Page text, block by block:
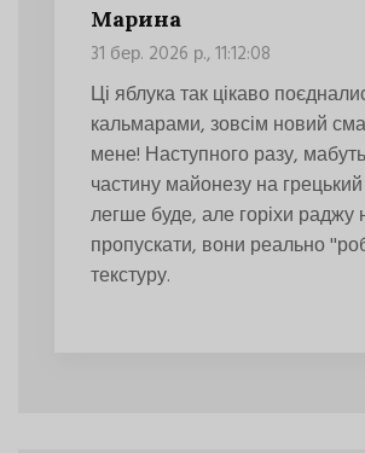
Марина
31 бер. 2026 р., 11:12:08
Ці яблука так цікаво
кальмарами, зовсім новий
мене! Наступного разу,
частину майонезу на
легше буде, але горіхи раджу
пропускати, вони реально
текстуру.